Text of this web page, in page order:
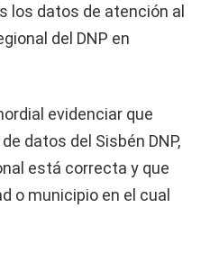
los datos de atención al
del DNP en
evidenciar que
datos del Sisbén DNP,
está correcta y que
o municipio en el cual